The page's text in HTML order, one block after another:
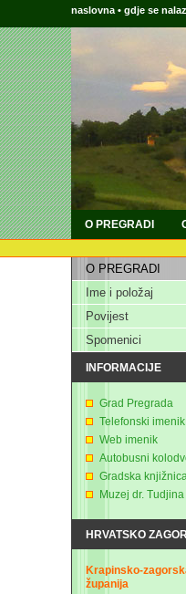
naslovna • gdje se
O PREGRADI
O PREGRADI
Ime i položaj
Povijest
Spomenici
INFORMACIJE
Grad Pregrada
Telefonski imenik
Web imenik
Autobusni
Gradska
Muzej dr. Tudjina
HRVATSKO
Krapinsko-
županija